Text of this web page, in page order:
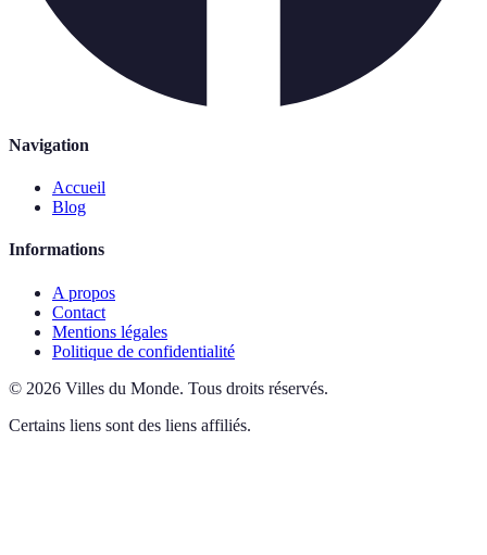
Navigation
Accueil
Blog
Informations
A propos
Contact
Mentions légales
Politique de confidentialité
© 2026 Villes du Monde. Tous droits réservés.
Certains liens sont des liens affiliés.